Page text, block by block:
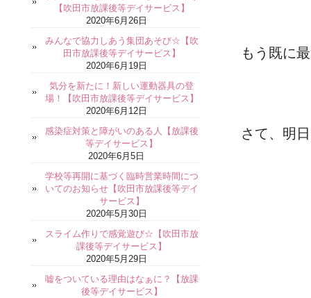
もう既に
さて、明
【吹田市放課後等デイサービス】
2020年6月26日
みんなで協力しあう集団あそび☆【吹
田市放課後等デイサービス】
2020年6月19日
気分を新たに！新しい運動器具の登
場！【吹田市放課後等デイサービス】
2020年6月12日
感染症対策と障がいのある人【放課後
等デイサービス】
2020年6月5日
学校等再開に基づく臨時営業時間につ
いてのお知らせ【吹田市放課後等デイ
サービス】
2020年5月30日
スライム作りで感覚遊び☆【吹田市放
課後等デイサービス】
2020年5月29日
嘘をついている理由はなぁに？【放課
後等デイサービス】